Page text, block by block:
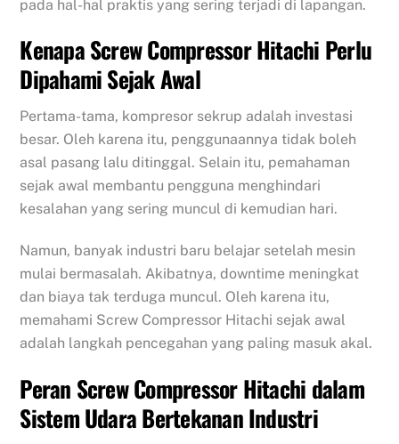
pada hal-hal praktis yang sering terjadi di lapangan.
Kenapa Screw Compressor Hitachi Perlu
Dipahami Sejak Awal
Pertama-tama, kompresor sekrup adalah investasi
besar. Oleh karena itu, penggunaannya tidak boleh
asal pasang lalu ditinggal. Selain itu, pemahaman
sejak awal membantu pengguna menghindari
kesalahan yang sering muncul di kemudian hari.
Namun, banyak industri baru belajar setelah mesin
mulai bermasalah. Akibatnya, downtime meningkat
dan biaya tak terduga muncul. Oleh karena itu,
memahami Screw Compressor Hitachi sejak awal
adalah langkah pencegahan yang paling masuk akal.
Peran Screw Compressor Hitachi dalam
Sistem Udara Bertekanan Industri